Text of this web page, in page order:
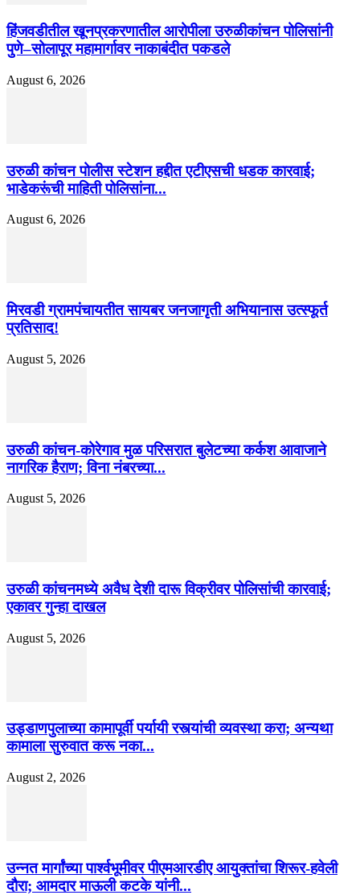
हिंजवडीतील खूनप्रकरणातील आरोपीला उरुळीकांचन पोलिसांनी
पुणे–सोलापूर महामार्गावर नाकाबंदीत पकडले
August 6, 2026
उरुळी कांचन पोलीस स्टेशन हद्दीत एटीएसची धडक कारवाई;
भाडेकरूंची माहिती पोलिसांना...
August 6, 2026
मिरवडी ग्रामपंचायतीत सायबर जनजागृती अभियानास उत्स्फूर्त
प्रतिसाद!
August 5, 2026
उरुळी कांचन-कोरेगाव मुळ परिसरात बुलेटच्या कर्कश आवाजाने
नागरिक हैराण; विना नंबरच्या...
August 5, 2026
उरुळी कांचनमध्ये अवैध देशी दारू विक्रीवर पोलिसांची कारवाई;
एकावर गुन्हा दाखल
August 5, 2026
उड्डाणपुलाच्या कामापूर्वी पर्यायी रस्त्यांची व्यवस्था करा; अन्यथा
कामाला सुरुवात करू नका...
August 2, 2026
उन्नत मार्गांच्या पार्श्वभूमीवर पीएमआरडीए आयुक्तांचा शिरूर-हवेली
दौरा; आमदार माऊली कटके यांनी...